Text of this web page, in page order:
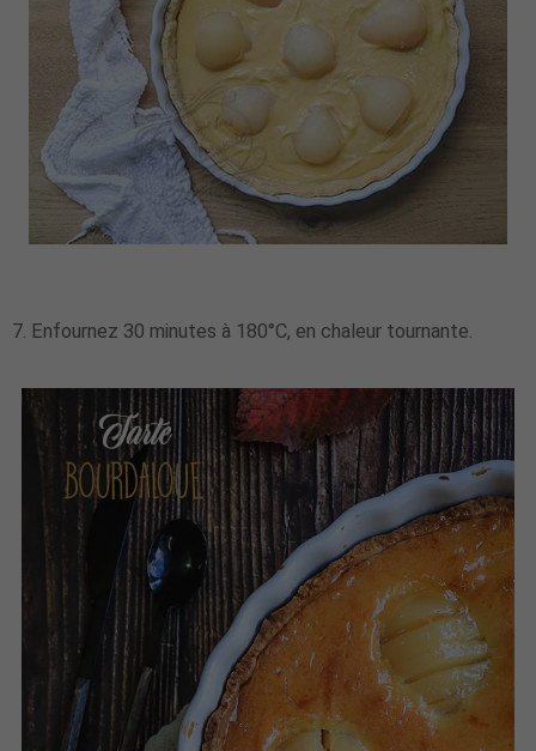
7. Enfournez 30 minutes à 180°C, en chaleur tournante.